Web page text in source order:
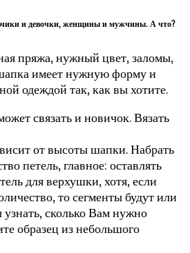
и девочки, женщины и мужчины. А что?
пряжа, нужный цвет, заломы,
имеет нужную форму и
одеждой так, как вы хотите.
связать и новичок. Вязать
от высоты шапки. Набрать
петель, главное: оставлять
для верхушки, хотя, если
то сегменты будут или
сколько Вам нужно
образец из небольшого